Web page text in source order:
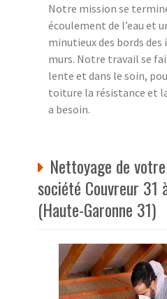
Notre mission se
écoulement de l’eau et
minutieux des bords
murs. Notre travail se
lente et dans le soin,
toiture la résistance et
a besoin.
Nettoyage de
société Couvreur 31
(Haute-Garonne 31)